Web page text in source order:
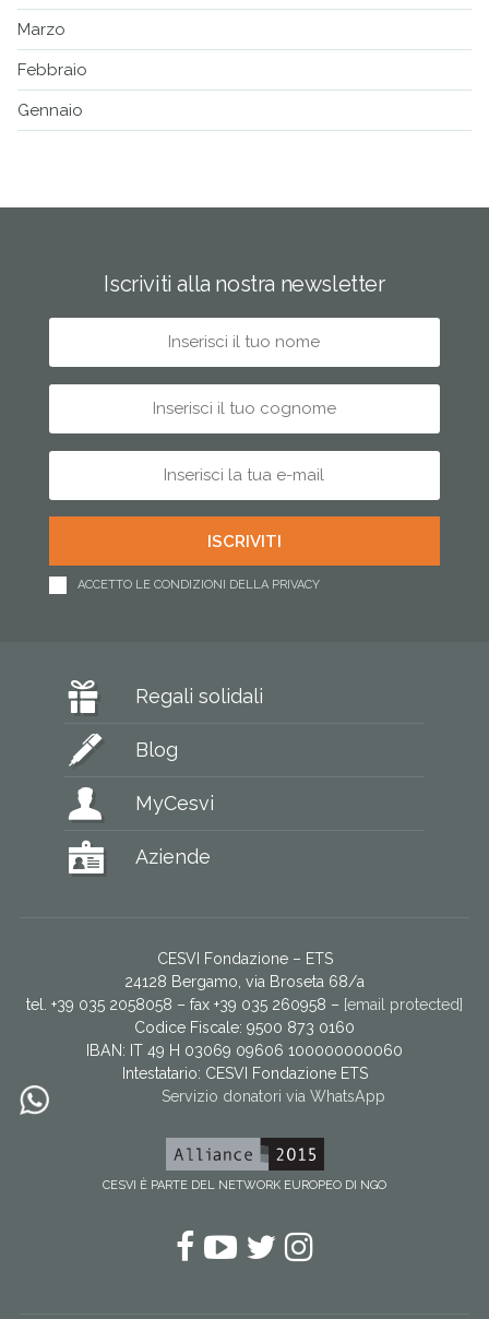
Marzo
Febbraio
Gennaio
Iscriviti alla nostra newsletter
ACCETTO LE CONDIZIONI DELLA PRIVACY
Regali solidali
Blog
MyCesvi
Aziende
CESVI Fondazione – ETS
24128 Bergamo, via Broseta 68/a
tel. +39 035 2058058 – fax +39 035 260958 – [email protected]
Codice Fiscale: 9500 873 0160
IBAN: IT 49 H 03069 09606 100000000060
Intestatario: CESVI Fondazione ETS
Servizio donatori via WhatsApp
CESVI È PARTE DEL NETWORK EUROPEO DI NGO
Facebook
YouTube
Twitter
Instagram